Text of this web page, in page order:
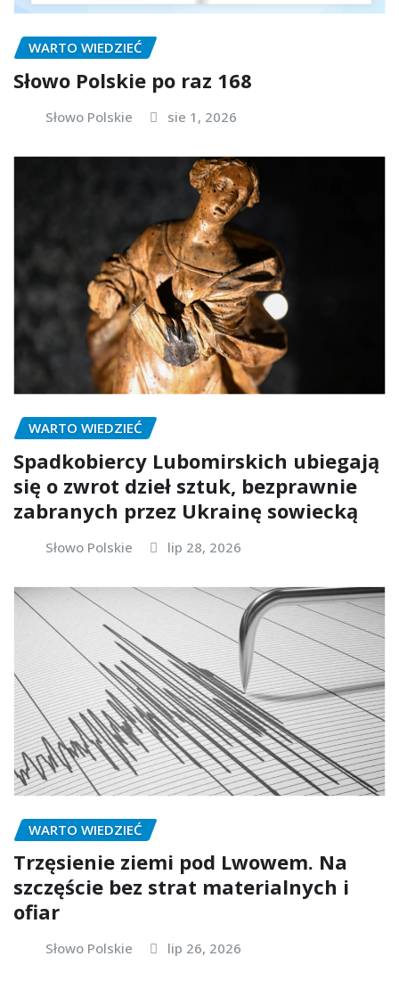
WARTO WIEDZIEĆ
Słowo Polskie po raz 168
Słowo Polskie sie 1, 2026
WARTO WIEDZIEĆ
Spadkobiercy Lubomirskich ubiegają
się o zwrot dzieł sztuk, bezprawnie
zabranych przez Ukrainę sowiecką
Słowo Polskie lip 28, 2026
WARTO WIEDZIEĆ
Trzęsienie ziemi pod Lwowem. Na
szczęście bez strat materialnych i
ofiar
Słowo Polskie lip 26, 2026